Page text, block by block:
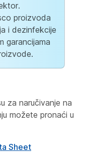
proizvoda
i dezinfekcije
garancijama
za naručivanje na
možete pronaći u
Sheet